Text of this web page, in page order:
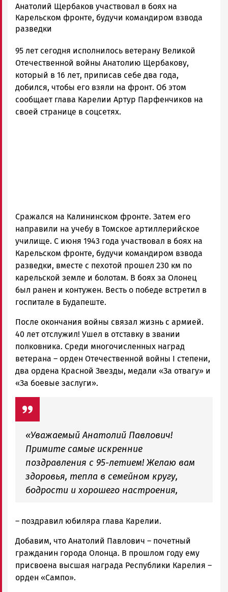
Корректор
Новости
Петрозаводска
Карелии
|
Петрозаводск
ГОВОРИТ
Анатолий Щербаков участвовал в боях на
Карельском фронте, будучи командиром взвода
разведки
95 лет сегодня исполнилось ветерану Великой
Отечественной войны Анатолию Щербакову,
который в 16 лет, приписав себе два года,
добился, чтобы его взяли на фронт. Об этом
сообщает глава Карелии Артур Парфенчиков на
своей странице в соцсетях.
Сражался на Калининском фронте. Затем его
направили на учебу в Томское артиллерийское
училище. С июня 1943 года участвовал в боях на
Карельском фронте, будучи командиром взвода
разведки, вместе с пехотой прошел 230 км по
карельской земле и болотам. В боях за Олонец
был ранен и контужен. Весть о победе встретил в
госпитале в Будапеште.
После окончания войны связал жизнь с армией.
40 лет отслужил! Ушел в отставку в звании
полковника. Среди многочисленных наград
ветерана – орден Отечественной войны I степени,
два ордена Красной Звезды, медали «За отвагу» и
«За боевые заслуги».
«Уважаемый Анатолий Павлович!
Примите самые искренние
поздравления с 95-летием! Желаю вам
здоровья, тепла в семейном кругу,
бодрости и хорошего настроения,
– поздравил юбиляра глава Карелии.
Добавим, что Анатолий Павлович – почетный
гражданин города Олонца. В прошлом году ему
присвоена высшая награда Республики Карелия –
орден «Сампо».